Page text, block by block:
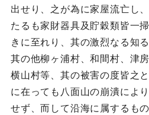
出せり、之が為に家屋流亡し
たるも家財器具及貯穀類皆一
きに至れり、其の激烈なる知る
其の他柳ヶ浦村、和間村、津
横山村等、其の被害の度皆之
に在っても八面山の崩潰によ
せず、而して沿海に属するも